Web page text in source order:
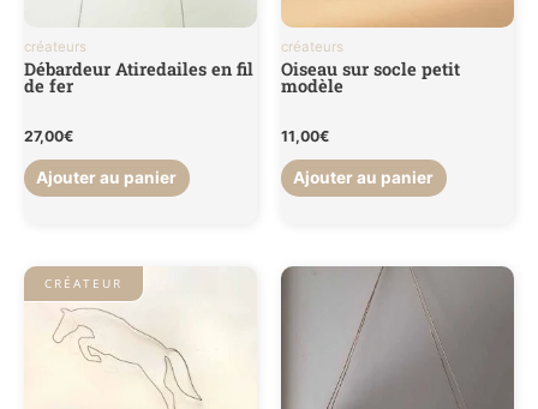
créateurs
Débardeur Atiredailes en fil
de fer
27,00€
Ajouter au panier
créateurs
Oiseau sur socle petit
modèle
11,00€
Ajouter au panier
CRÉATEUR